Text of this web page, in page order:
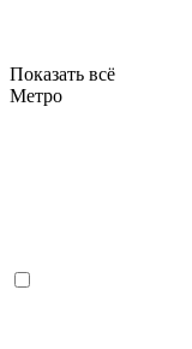
Показать всё
Метро